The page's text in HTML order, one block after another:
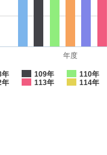
年 109年 110年
年
113年 114年
年度